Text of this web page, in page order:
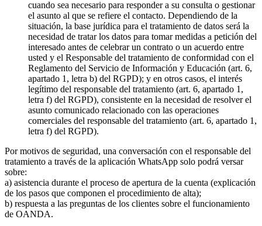
cuando sea necesario para responder a su consulta o gestionar
el asunto al que se refiere el contacto. Dependiendo de la
situación, la base jurídica para el tratamiento de datos será la
necesidad de tratar los datos para tomar medidas a petición del
interesado antes de celebrar un contrato o un acuerdo entre
usted y el Responsable del tratamiento de conformidad con el
Reglamento del Servicio de Información y Educación (art. 6,
apartado 1, letra b) del RGPD); y en otros casos, el interés
legítimo del responsable del tratamiento (art. 6, apartado 1,
letra f) del RGPD), consistente en la necesidad de resolver el
asunto comunicado relacionado con las operaciones
comerciales del responsable del tratamiento (art. 6, apartado 1,
letra f) del RGPD).
Por motivos de seguridad, una conversación con el responsable del
tratamiento a través de la aplicación WhatsApp solo podrá versar
sobre:
a) asistencia durante el proceso de apertura de la cuenta (explicación
de los pasos que componen el procedimiento de alta);
b) respuesta a las preguntas de los clientes sobre el funcionamiento
de OANDA.